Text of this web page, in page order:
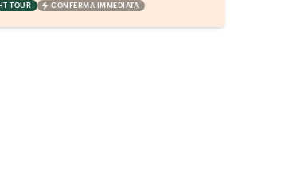
TOUR CONFERMA IMMEDIATA